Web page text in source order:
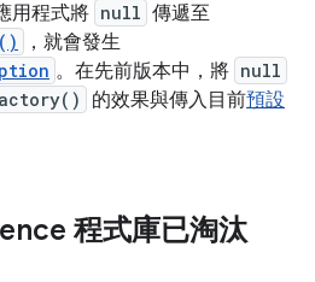
用程式將 null 傳遞至
，就會發生
。在先前版本中，將 null
的效果與傳入目前預設
程式庫已淘汰